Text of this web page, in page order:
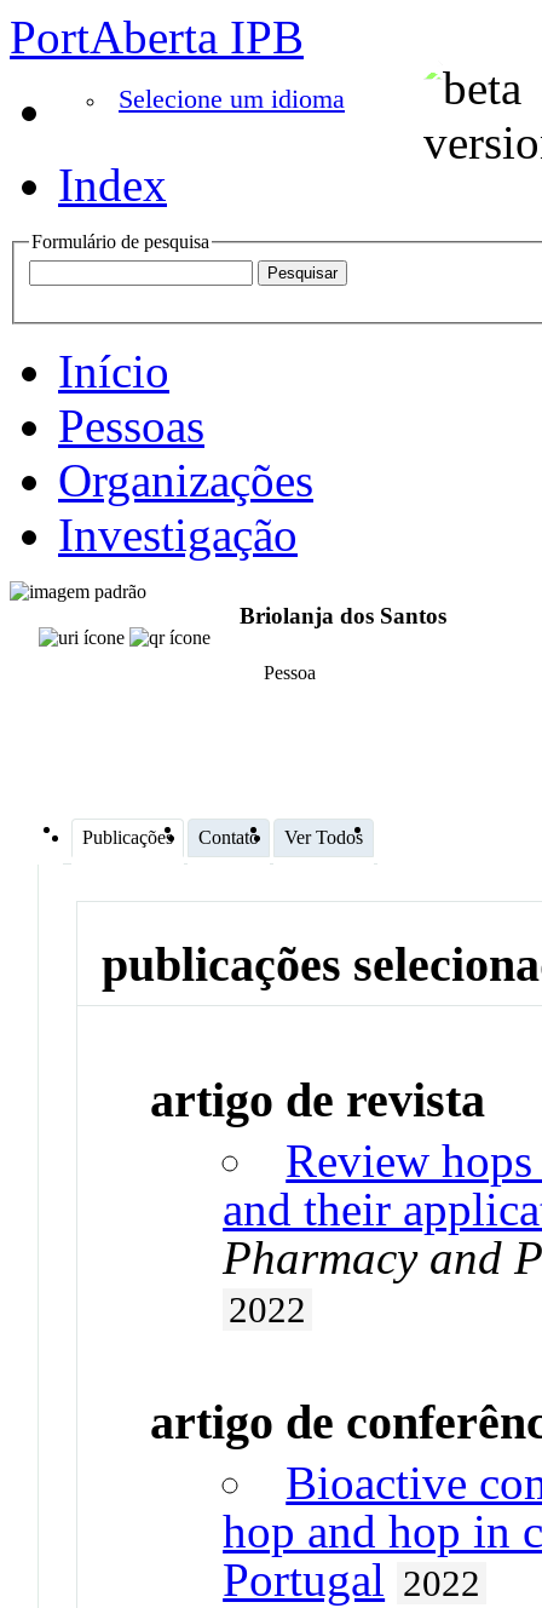
PortAberta IPB
Selecione um idioma
Index
Formulário de pesquisa
Início
Pessoas
Organizações
Investigação
Briolanja dos Santos
Pessoa
Publicações Contato Ver Todos
publicações
artigo de revista
Review
and their
Pharmacy and
2022
artigo de
Bioactive
hop and hop in
Portugal 2022